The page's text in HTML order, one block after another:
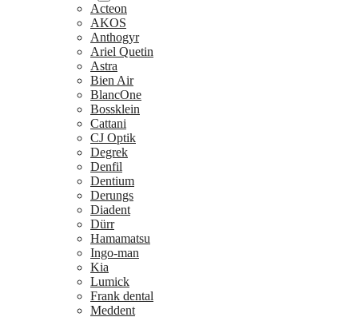
Acteon
AKOS
Anthogyr
Ariel Quetin
Astra
Bien Air
BlancOne
Bossklein
Cattani
CJ Optik
Degrek
Denfil
Dentium
Derungs
Diadent
Dürr
Hamamatsu
Ingo-man
Kia
Lumick
Frank dental
Meddent